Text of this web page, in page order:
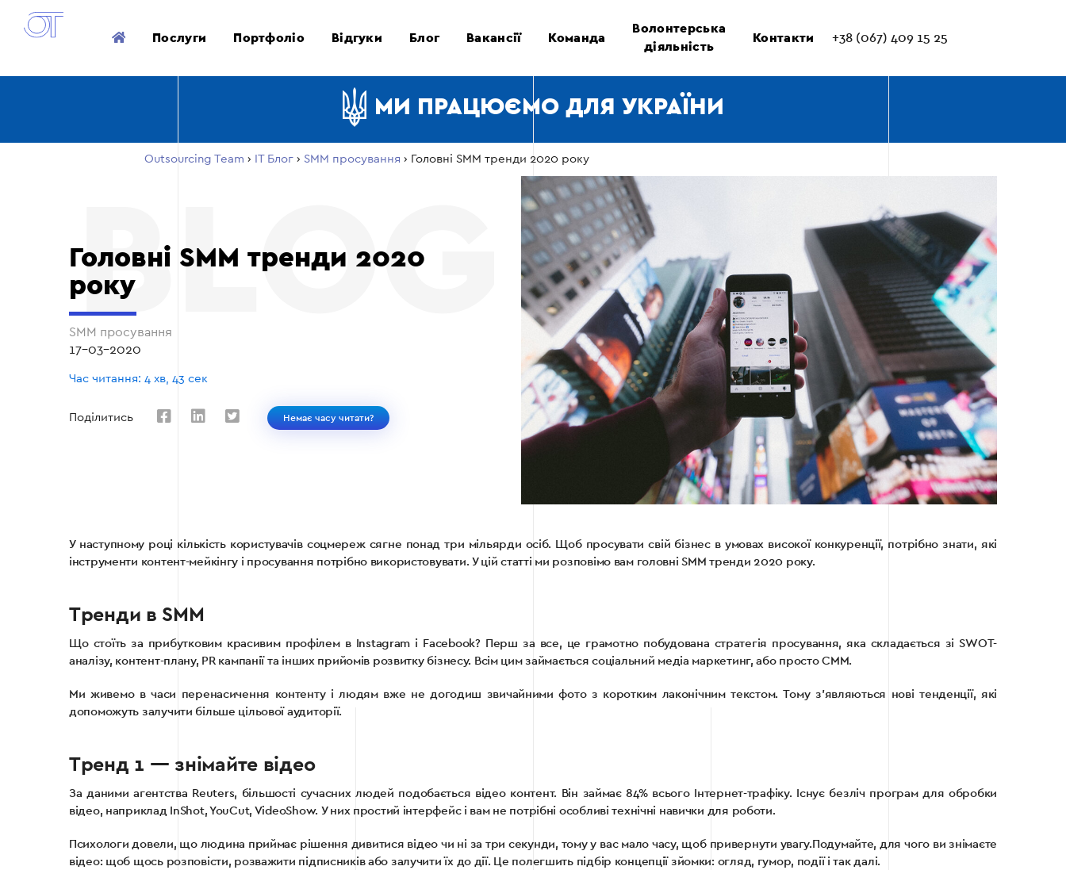
Послуги Портфоліо Відгуки Блог Вакансії Команда
Волонтерська
діяльність
Контакти +38 (067) 409 15 25
МИ ПРАЦЮЄМО ДЛЯ УКРАЇНИ
Outsourcing Team › ІТ Блог › SMM просування › Головні SMM тренди 2020 року
Головні SMM тренди 2020
року
SMM просування
17-03-2020
Час читання: 4 хв, 43 сек
Поділитись Немає часу читати?
У наступному році кількість користувачів соцмереж сягне понад три мільярди осіб. Щоб просувати свій бізнес в умовах високої конкуренції, потрібно знати, які
інструменти контент-мейкінгу і просування потрібно використовувати. У цій статті ми розповімо вам головні SMM тренди 2020 року.
Тренди в SMM
Що стоїть за прибутковим красивим профілем в Instagram і Facebook? Перш за все, це грамотно побудована стратегія просування, яка складається зі SWOT-
аналізу, контент-плану, PR кампанії та інших прийомів розвитку бізнесу. Всім цим займається соціальний медіа маркетинг, або просто СММ.
Ми живемо в часи перенасичення контенту і людям вже не догодиш звичайними фото з коротким лаконічним текстом. Тому з’являються нові тенденції, які
допоможуть залучити більше цільової аудиторії.
Тренд 1 — знімайте відео
За даними агентства Reuters, більшості сучасних людей подобається відео контент. Він займає 84% всього Інтернет-трафіку. Існує безліч програм для обробки
відео, наприклад InShot, YouCut, VideoShow. У них простий інтерфейс і вам не потрібні особливі технічні навички для роботи.
Психологи довели, що людина приймає рішення дивитися відео чи ні за три секунди, тому у вас мало часу, щоб привернути увагу.Подумайте, для чого ви знімаєте
відео: щоб щось розповісти, розважити підписників або залучити їх до дії. Це полегшить підбір концепції зйомки: огляд, гумор, події і так далі.